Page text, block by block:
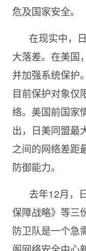
危及国家安全。
在现实中，
大落差。在美国
并加强系统保护
目前保护对象仅
络。美国前国家
出，日美同盟最
之间的网络差距
防御能力。
去年12月，
保障战略》等三
防卫队是一个急